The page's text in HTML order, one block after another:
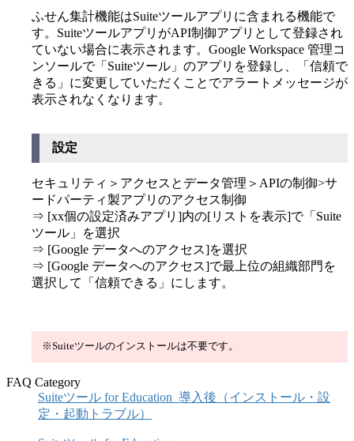
ふせん集計機能はSuiteツールアプリに含まれる機能で
す。SuiteツールアプリがAPI制御アプリとして登録され
ていない場合に表示されます。Google Workspace 管理コ
ンソールで「Suiteツール」のアプリを登録し、「信頼で
きる」に変更していただくことでアラートメッセージが
表示されなくなります。
設定
セキュリティ＞アクセスとデータ管理＞APIの制御>サ
ードパーティ製アプリのアクセス制御
⇒ [xx個の設定済みアプリ]内の[リストを表示]で「Suite
ツール」を選択
⇒ [Google データへのアクセス]を選択
⇒ [Google データへのアクセス]で最上位の組織部門を
選択して「信頼できる」にします。
※Suiteツールのインストールは不要です。
FAQ Category
Suiteツール for Education_導入後（インストール・設
定・起動トラブル）